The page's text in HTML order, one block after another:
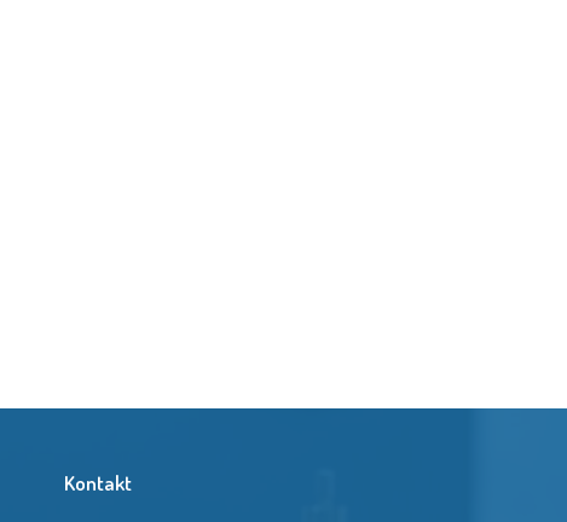
Kontakt